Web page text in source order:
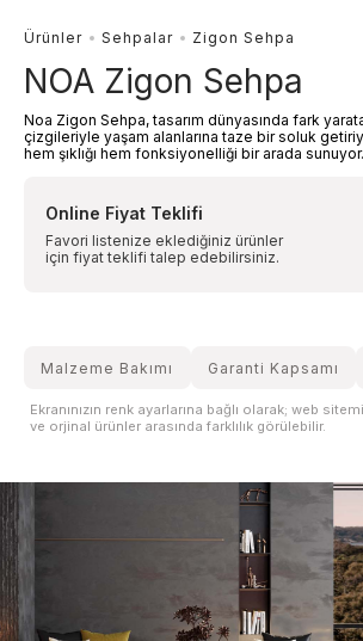
Ürünler Sehpalar Zigon Sehpa
NOA Zigon Sehpa
Noa Zigon Sehpa, tasarım dünyasında fark
çizgileriyle yaşam alanlarına taze bir soluk
hem şıklığı hem fonksiyonelliği bir arada sunuyor.
Online Fiyat Teklifi
Favori listenize eklediğiniz ürünler
için fiyat teklifi talep edebilirsiniz.
Malzeme Bakımı Garanti Kapsamı
Ekranınızın renk ayarlarına bağlı olarak; web
ve orjinal ürünler arasında farklılık görülebilir.